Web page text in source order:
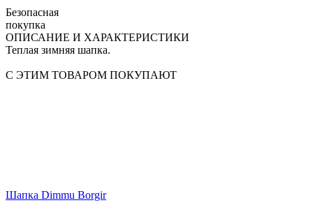
Безопасная
покупка
ОПИСАНИЕ И ХАРАКТЕРИСТИКИ
Теплая зимняя шапка.
С ЭТИМ ТОВАРОМ ПОКУПАЮТ
Шапка Dimmu Borgir